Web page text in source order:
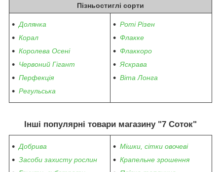
Пізньостиглі сорти
Долянка
Корал
Королева Осені
Червоний Гігант
Перфекція
Регульська
Роті Різен
Флакке
Флаккоро
Яскрава
Віта Лонга
Інші популярні товари магазину "7 Соток"
Добрива
Засоби захисту рослин
Мішки, сітки овочеві
Крапельне зрошення